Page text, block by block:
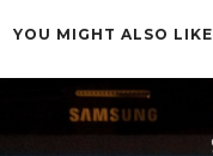
YOU MIGHT ALSO LIKE